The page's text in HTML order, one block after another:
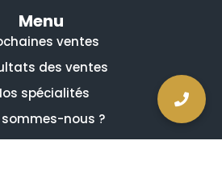
Menu
ventes
des ventes
spécialités
sommes-nous ?
presse en parle